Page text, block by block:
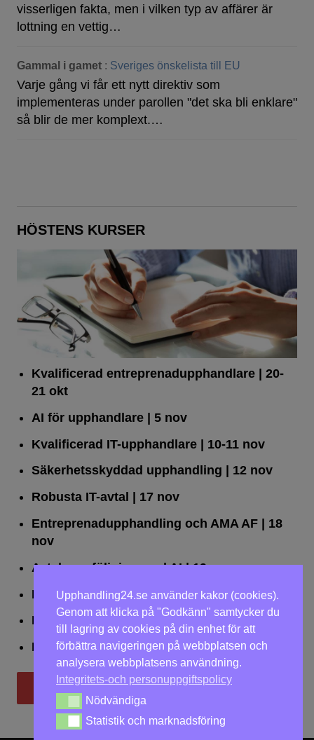
visserligen fakta, men i vilken typ av affärer är
lottning en vettig…
Gammal i gamet : Sveriges önskelista till EU
Varje gång vi får ett nytt direktiv som
implementeras under parollen "det ska bli enklare"
så blir de mer komplext.…
HÖSTENS KURSER
Kvalificerad entreprenad­upphandlare
| 20-
21 okt
AI för upphandlare| 5 nov
Kvalificerad IT-upphandlare| 10-11 nov
Säkerhetsskyddad upphandling | 12 nov
Robusta IT-avtal
| 17 nov
Entreprenadupphandling och AMA AF| 18
nov
Avtalsuppföljning med AI| 19 nov
Leda upphandlingar effektivt| 25 nov
Dialogförfaranden | 26 nov
LOU på två dagar| 2-3 dec
Till utbildningar
Upphandling24.se använder kakor (cookies).
Genom att klicka på "Godkänn" samtycker du
till lagring av cookies på din enhet för att
förbättra navigeringen på webbplatsen och
analysera webbplatsens användning.
Integritets-och personuppgiftspolicy
Nödvändiga
Nödvändiga
Statistik och marknadsföring
Statistik och marknadsföring